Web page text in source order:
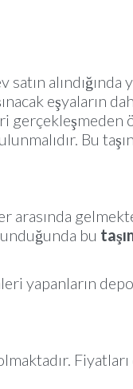
alındığında
eşyaların
Bu
arasında
bu
yapanların